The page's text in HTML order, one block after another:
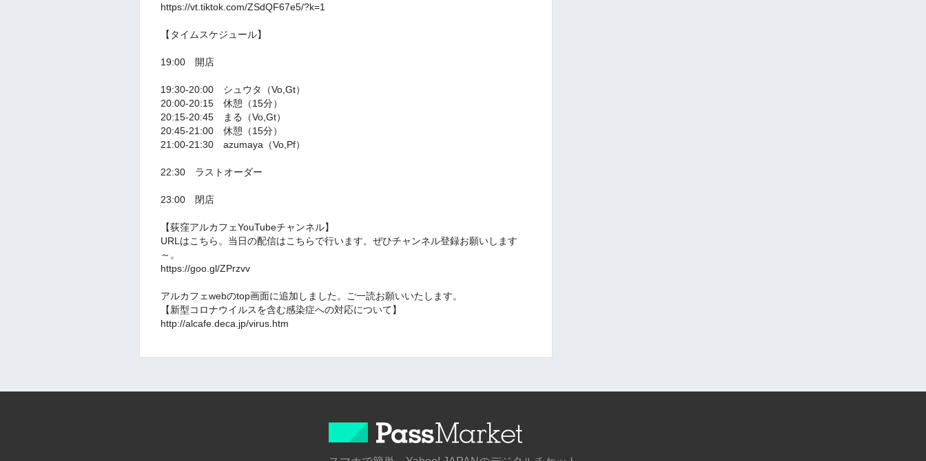
https://vt.tiktok.com/ZSdQF67e5/?k=1
【タイムスケジュール】
19:00 開店
19:30-20:00 シュウタ（Vo,Gt）
20:00-20:15 休憩（15分）
20:15-20:45 まる（Vo,Gt）
20:45-21:00 休憩（15分）
21:00-21:30 azumaya（Vo,Pf）
22:30 ラストオーダー
23:00 閉店
【荻窪アルカフェYouTubeチャンネル】
URLはこちら。当日の配信はこちらで行います。ぜひチャンネル登録お願いします
～。
https://goo.gl/ZPrzvv
アルカフェwebのtop画面に追加しました。ご一読お願いいたします。
【新型コロナウイルスを含む感染症への対応について】
http://alcafe.deca.jp/virus.htm